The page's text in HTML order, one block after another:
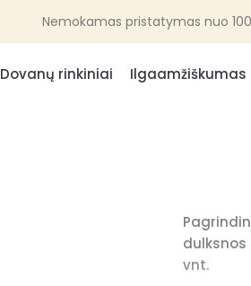
Nemokamas pristatymas nuo
Dovanų rinkiniai Ilgaamžiškumas
dulksnos
vnt.